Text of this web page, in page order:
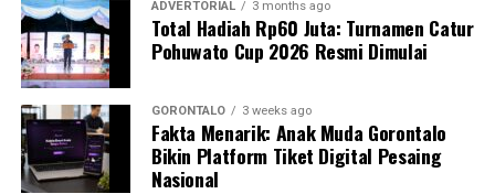
sebagai upaya promotif-preventif.
Perwakilan DPL KKN-PK, Dr. dr. Vivien Novarina A.
Kasim, M.Kes., menegaskan bahwa keterlibatan
mahasiswa merupakan bentuk perwujudan Tri Dharma
Perguruan Tinggi dalam mengawal transformasi
layanan kesehatan primer.
ADVERTORIAL 3 months ago
Total Hadiah Rp60 Juta: Turnamen Catur
Pohuwato Cup 2026 Resmi Dimulai
GORONTALO 3 weeks ago
Fakta Menarik: Anak Muda Gorontalo
Bikin Platform Tiket Digital Pesaing
Nasional